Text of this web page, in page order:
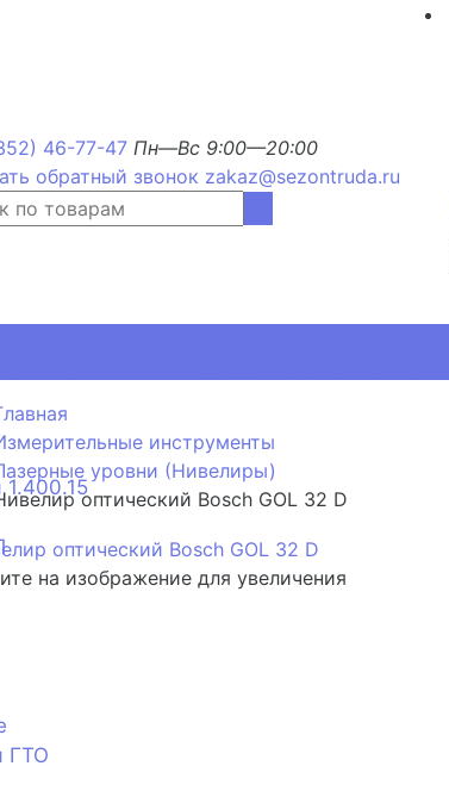
46-77-47 Пн—Вс 9:00—20:00
обратный звонок zakaz@sezontruda.ru
ГТО
инструменты
уровни (Нивелиры)
оптический Bosch GOL 32 D
на изображение для увеличения